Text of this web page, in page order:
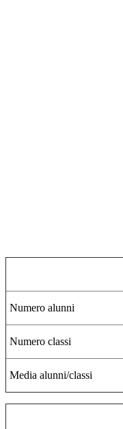
Numero alunni
Numero classi
Media alunni/classi